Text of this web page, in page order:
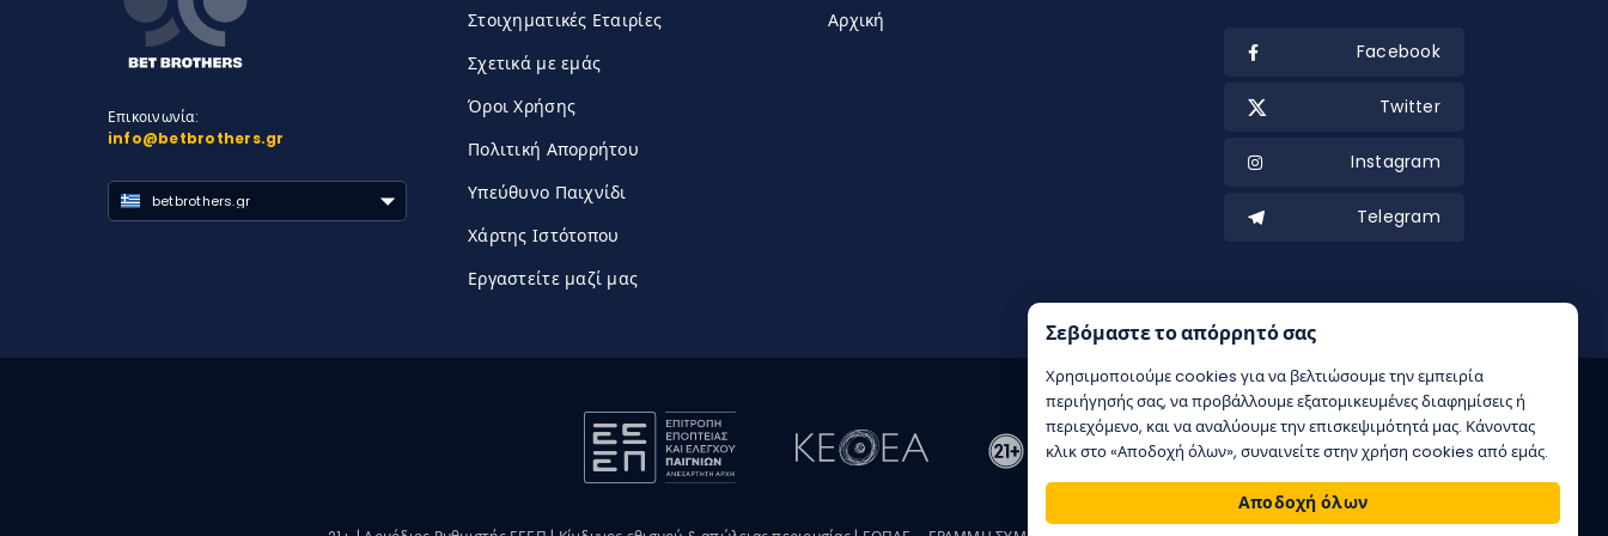
Επικοινωνία:
info@betbrothers.gr
betbrothers.gr
Στοιχηματικές Εταιρίες
Σχετικά με εμάς
Όροι Χρήσης
Πολιτική Απορρήτου
Υπεύθυνο Παιχνίδι
Χάρτης Ιστότοπου
Εργαστείτε μαζί μας
Αρχική
Facebook
Twitter
Instagram
Telegram
Σεβόμαστε το απόρρητό σας
Χρησιμοποιούμε cookies για να βελτιώσουμε την εμπειρία
περιήγησής σας, να προβάλλουμε εξατομικευμένες διαφημίσεις ή
περιεχόμενο, και να αναλύουμε την επισκεψιμότητά μας. Κάνοντας
κλικ στο «Αποδοχή όλων», συναινείτε στην χρήση cookies από εμάς.
Αποδοχή όλων